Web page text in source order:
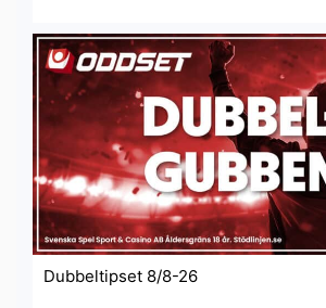
Dubbeltipset 8/8-26